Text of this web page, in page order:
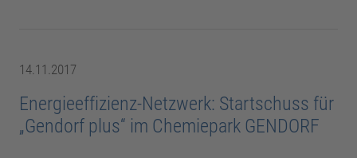
14.11.2017
Energieeffizienz-Netzwerk: Startschuss für
„Gendorf plus“ im Chemiepark GENDORF